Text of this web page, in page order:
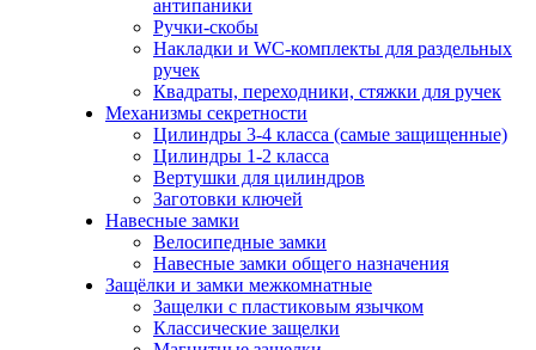
антипаники
Ручки-скобы
Накладки и WC-комплекты для раздельных
ручек
Квадраты, переходники, стяжки для ручек
Механизмы секретности
Цилиндры 3-4 класса (самые защищенные)
Цилиндры 1-2 класса
Вертушки для цилиндров
Заготовки ключей
Навесные замки
Велосипедные замки
Навесные замки общего назначения
Защёлки и замки межкомнатные
Защелки с пластиковым язычком
Классические защелки